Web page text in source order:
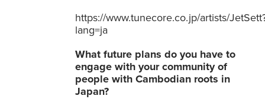
https://www.tunecore.co.jp/artists/
lang=ja
What future plans do you have to
engage with your community of
people with Cambodian roots in
Japan?